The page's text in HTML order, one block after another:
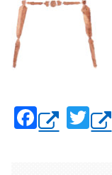
F
a
T
wi